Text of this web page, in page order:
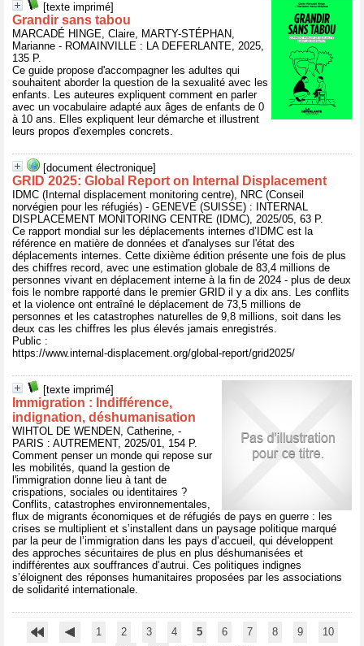
[texte imprimé]
Grandir sans tabou
MARCADÉ HINGE, Claire, MARTY-STÉPHAN,
Marianne - ROMAINVILLE : LA DEFERLANTE, 2025,
135 P.
Ce guide propose d'accompagner les adultes qui
souhaitent aborder la question de la sexualité avec les
enfants. Les auteures expliquent comment en parler
avec un vocabulaire adapté aux âges de enfants de 0
à 10 ans. Elles expliquent leur démarche et illustrent
leurs propos d'exemples concrets.
[document électronique]
GRID 2025: Global Report on Internal Displacement
IDMC (Internal displacement monitoring centre), NRC (Conseil
norvégien pour les réfugiés) - GENEVE (SUISSE) : INTERNAL
DISPLACEMENT MONITORING CENTRE (IDMC), 2025/05, 63 P.
Ce rapport mondial sur les déplacements internes d’IDMC est la
référence en matière de données et d'analyses sur l'état des
déplacements internes. Cette dixième édition présente une fois de plus
des chiffres record, avec une estimation globale de 83,4 millions de
personnes vivant en déplacement interne à la fin de 2024 - plus de deux
fois le nombre rapporté dans le premier GRID il y a dix ans. Les conflits
et la violence ont entraîné le déplacement de 73,5 millions de
personnes et les catastrophes naturelles de 9,8 millions, soit dans les
deux cas les chiffres les plus élevés jamais enregistrés.
Public :
https://www.internal-displacement.org/global-report/grid2025/
[texte imprimé]
Immigration : Indifférence,
indignation, déshumanisation
WIHTOL DE WENDEN, Catherine, -
PARIS : AUTREMENT, 2025/01, 154 P.
Comment penser un monde qui repose sur
les mobilités, quand la gestion de
l'immigration donne lieu à tant de
crispations, sociales ou identitaires ?
Conflits, catastrophes environnementales,
flux de migrants économiques et de réfugiés de pays en guerre : les
crises se multiplient et s’installent dans un paysage politique marqué
par la peur de l’immigration dans les pays d’accueil, qui développent
des approches sécuritaires de plus en plus déshumanisées et
indifférentes aux souffrances d’autrui. Ces politiques indignes
s’éloignent des réponses humanitaires proposées par les associations
de solidarité internationale.
1 2 3 4 5 6 7 8 9
10